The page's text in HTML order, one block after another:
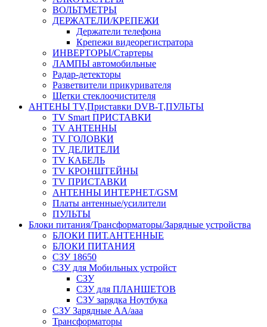
ВОЛЬТМЕТРЫ
ДЕРЖАТЕЛИ/КРЕПЕЖИ
Держатели телефона
Крепежи видеорегистратора
ИНВЕРТОРЫ/Стартеры
ЛАМПЫ автомобильные
Радар-детекторы
Разветвители прикуривателя
Щетки стеклоочистителя
АНТЕНЫ ТV,Приставки DVB-T,ПУЛЬТЫ
TV Smart ПРИСТАВКИ
TV АНТЕННЫ
TV ГОЛОВКИ
TV ДЕЛИТЕЛИ
TV КАБЕЛЬ
TV КРОНШТЕЙНЫ
TV ПРИСТАВКИ
АНТЕННЫ ИНТЕРНЕТ/GSM
Платы антенные/усилители
ПУЛЬТЫ
Блоки питания/Трансформаторы/Зарядные устройства
БЛОКИ ПИТ.АНТЕННЫЕ
БЛОКИ ПИТАНИЯ
СЗУ 18650
СЗУ для Мобильных устройст
СЗУ
СЗУ для ПЛАНШЕТОВ
СЗУ зарядка Ноутбука
СЗУ Зарядные АА/ааа
Трансформаторы